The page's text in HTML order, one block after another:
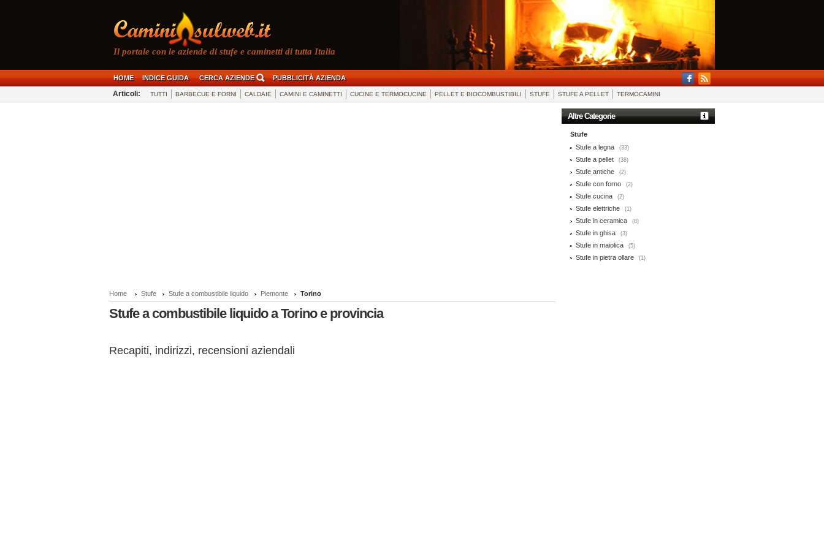
Il portale con le aziende di stufe e caminetti di tutta Italia
HOME INDICE GUIDA CERCA AZIENDE PUBBLICITÀ AZIENDA
Articoli: TUTTI BARBECUE E FORNI CALDAIE CAMINI E CAMINETTI CUCINE E TERMOCUCINE PELLET E BIOCOMBUSTIBILI STUFE STUFE A PELLET TERMOCAMINI
Home Stufe Stufe a combustibile liquido Piemonte Torino
Stufe a combustibile liquido a Torino e provincia
Recapiti, indirizzi, recensioni aziendali
Altre Categorie
Stufe
Stufe a legna
(33)
Stufe a pellet (38)
Stufe antiche (2)
Stufe con forno (2)
Stufe cucina (2)
Stufe elettriche (1)
Stufe in ceramica (8)
Stufe in ghisa (3)
Stufe in maiolica (5)
Stufe in pietra ollare (1)